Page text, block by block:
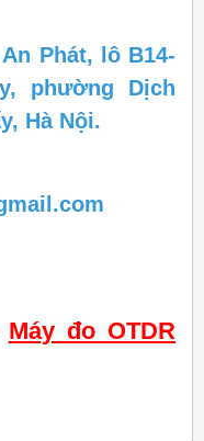
Phát, lô B14-
phường Dịch
Hà Nội.
Máy đo OTDR